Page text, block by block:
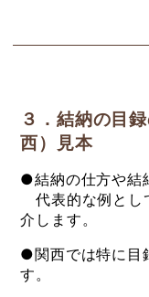
３．結納の目
西）見本
●結納の仕方や結
代表的な例とし
介します。
●関西では特に目
す。